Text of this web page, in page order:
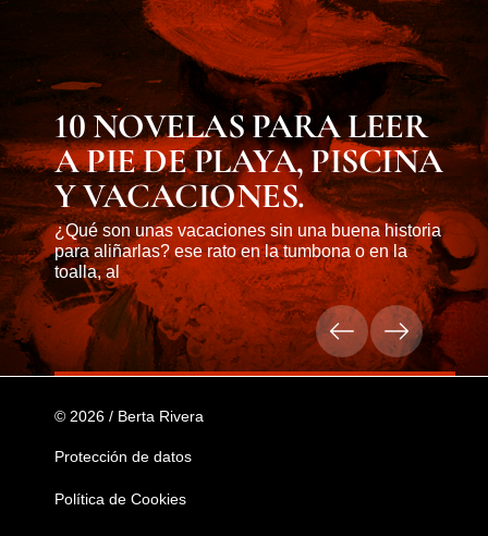
10 NOVELAS PARA LEER
A PIE DE PLAYA, PISCINA
Y VACACIONES.
¿Qué son unas vacaciones sin una buena historia
para aliñarlas? ese rato en la tumbona o en la
toalla, al
© 2026 / Berta Rivera
Protección de datos
Política de Cookies